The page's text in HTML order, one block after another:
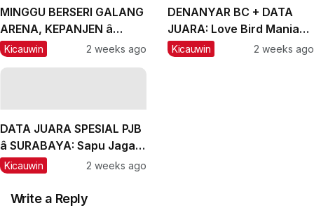
MINGGU BERSERI GALANG
ARENA, KEPANJEN â
MALANG, #2: CH Lexus
Kicauwin 2 weeks ago
DENANYAR BC + DATA
JUARA: Love Bird Mania
Incar Piala Mandor
Kicauwin 2 weeks ago
DATA JUARA SPESIAL PJB
â SURABAYA: Sapu Jagad
Nyaris Meraih Hatrik
Kicauwin 2 weeks ago
Write a Reply